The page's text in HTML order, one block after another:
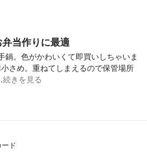
当作りに最適
鍋。色がかわいくて即買いしちゃいま
さめ。重ねてしまえるので保管場所
続きを見る
ド